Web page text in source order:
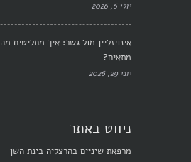
יולי 6, 2026
אינויזליין מול גשר: איך מחליטים מה
מתאים?
יוני 29, 2026
ניווט באתר
מרפאת שיניים בהרצליה בינת השן